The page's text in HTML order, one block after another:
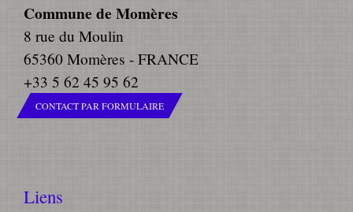
Commune de Momères
8 rue du Moulin
65360 Momères - FRANCE
+33 5 62 45 95 62
CONTACT PAR FORMULAIRE
Liens